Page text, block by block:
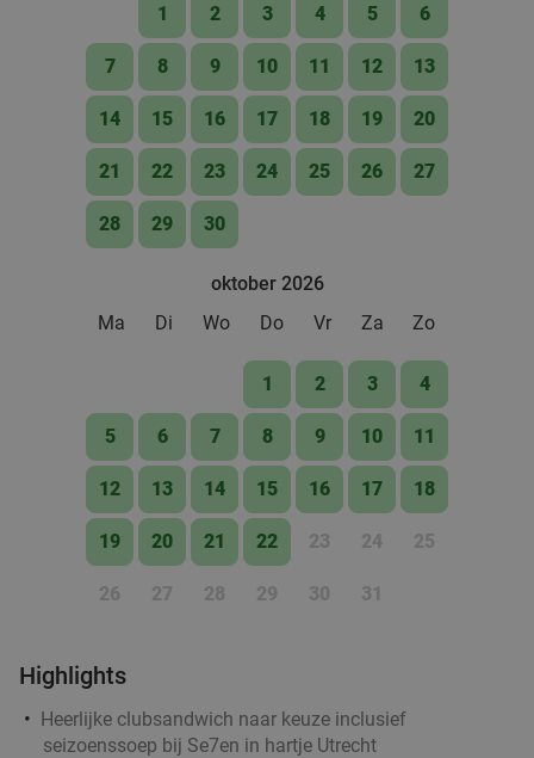
Restaurant Florent
Verkocht: 140 Regulier €74
€59
All-You-Can-Eat sushilunch (2 uur) aan het
1 min.
Verkocht: 2.719 Regulier €28
2 cocktails + gerecht naar keuze bij Se7en
Utrecht
Vandaag
Morgen Zo Wo
Utrecht
1 2 3 4 5 6
7 8 9 10 11 12 13
14 15 16 17 18 19 20
21 22 23 24 25 26 27
28 29 30
oktober 2026
Ma
Di Wo Do Vr Za Zo
1 2 3 4
5 6 7 8 9 10 11
12 13 14 15 16 17 18
19 20 21 22 23 24 25
26 27 28 29 30 31
Highlights
Heerlijke clubsandwich naar keuze inclusief
seizoenssoep bij Se7en in hartje Utrecht